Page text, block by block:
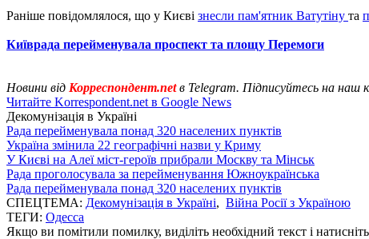
Раніше повідомлялося, що у Києві знесли пам'ятник Ватутіну та
Київрада перейменувала проспект та площу Перемоги
Новини від Корреспондент.netв Telegram. Підписуйтесь на наш
Читайте Korrespondent.net в Google News
Декомунізація в Україні
Рада перейменувала понад 320 населених пунктів
Україна змінила 22 географічні назви у Криму
У Києві на Алеї міст-героїв прибрали Москву та Мінськ
Рада проголосувала за перейменування Южноукраїнська
Рада перейменувала понад 320 населених пунктів
СПЕЦТЕМА: Декомунізація в Україні, Війна Росії з Україною
ТЕГИ: Одесса
Якщо ви помітили помилку, виділіть необхідний текст і